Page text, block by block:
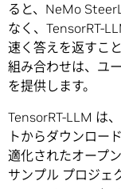
ると、NeMo
なく、TensorRT-
速く答えを返すこ
組み合わせは、ユ
を提供します。
TensorRT-LLM は
トからダウンロー
適化されたオープ
サンプル プロジェ